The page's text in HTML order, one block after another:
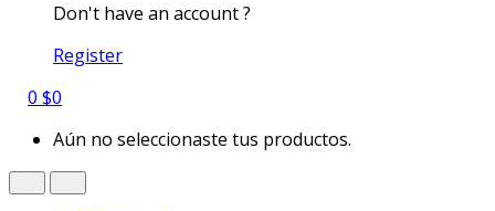
Don't have an account ?
Register
0 $0
Aún no seleccionaste tus productos.